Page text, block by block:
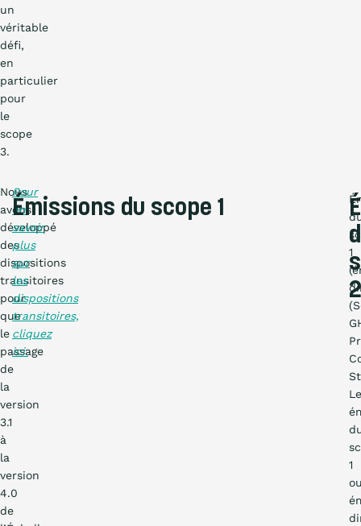
un
véritable
défi,
en
particulier
pour
le
scope
3.
Nous
avons
développé
des
dispositions
transitoires
pour
que
le
passage
de
la
version
3.1
à
la
version
4.0
de
Pour
en
savoir
plus
sur
les
dispositions
transitoires,
cliquez
ici.
Émissions du scope 1
1
1
2